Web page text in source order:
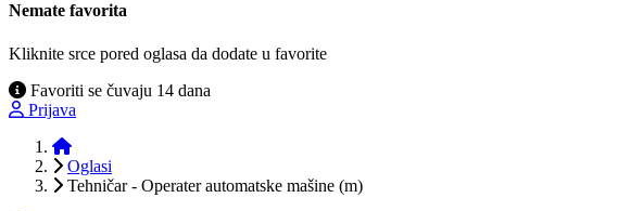
Nemate favorita
Kliknite srce pored oglasa da dodate u favorite
Favoriti se čuvaju 14 dana
Prijava
Početna
Oglasi
Tehničar - Operater automatske mašine (m)